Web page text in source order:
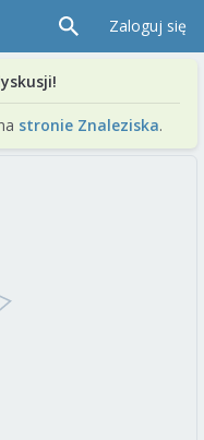
Zaloguj się
stronie Znaleziska.